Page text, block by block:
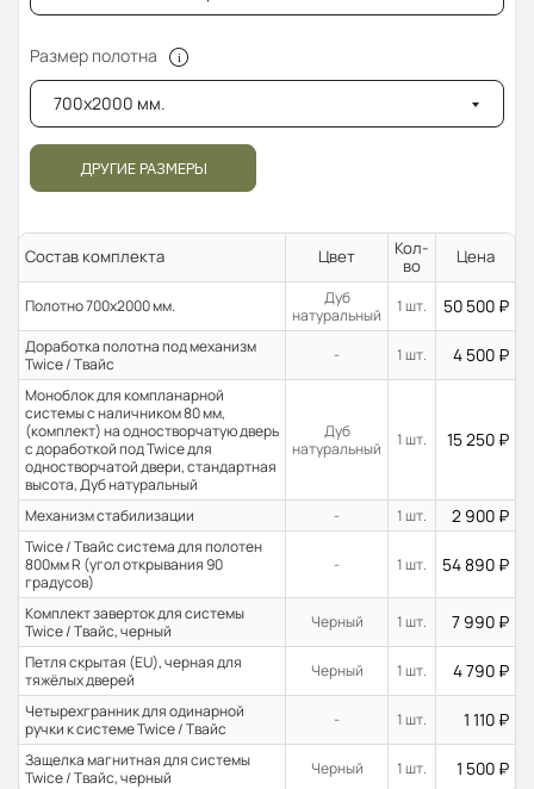
Размер полотна
700x2000 мм.
ДРУГИЕ РАЗМЕРЫ
Состав комплекта Цвет
Кол-
во
Цена
Полотно 700x2000 мм.
Дуб
натуральный
1 шт. 50 500 ₽
Доработка полотна под механизм
Twice / Твайс
- 1 шт. 4 500 ₽
Моноблок для компланарной
системы с наличником 80 мм,
(комплект) на одностворчатую дверь
с доработкой под Twice для
одностворчатой двери, стандартная
высота, Дуб натуральный
Дуб
натуральный
1 шт. 15 250 ₽
Механизм стабилизации - 1 шт. 2 900 ₽
Twice / Твайс система для полотен
800мм R (угол открывания 90
градусов)
- 1 шт. 54 890 ₽
Комплект заверток для системы
Twice / Твайс, черный
Черный 1 шт. 7 990 ₽
Петля скрытая (EU), черная для
тяжёлых дверей
Черный 1 шт. 4 790 ₽
Четырехгранник для одинарной
ручки к системе Twice / Твайс
- 1 шт. 1 110 ₽
Защелка магнитная для системы
Twice / Твайс, черный
Черный 1 шт. 1 500 ₽